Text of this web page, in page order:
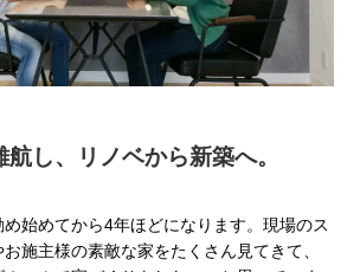
し、リノベから新築へ。
始めてから4年ほどになります。現場のス
施主様の素敵な家をたくさん見てきて、